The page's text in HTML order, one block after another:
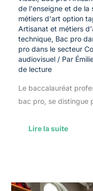
de l'enseigne et de la
métiers d'art option
Artisanat et métiers
technique, Bac pro
pro dans le secteur
audiovisuel/ Par
de lecture
Le baccalauréat
bac pro, se distingue
Lire la suite